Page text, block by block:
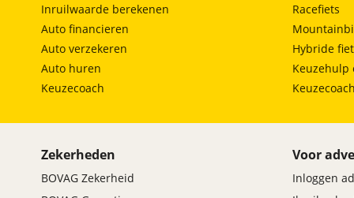
Inruilwaarde berekenen
Auto financieren
Auto verzekeren
Auto huren
Keuzecoach
Racefiets
Hybride
Keuzehulp
Keuzecoach
Zekerheden
BOVAG Zekerheid
Voor
Inloggen